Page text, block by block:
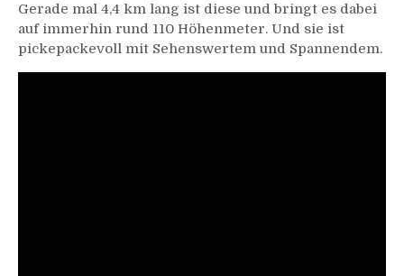
Gerade mal 4,4 km lang ist diese und bringt es dabei
auf immerhin rund 110 Höhenmeter. Und sie ist
pickepackevoll mit Sehenswertem und Spannendem.